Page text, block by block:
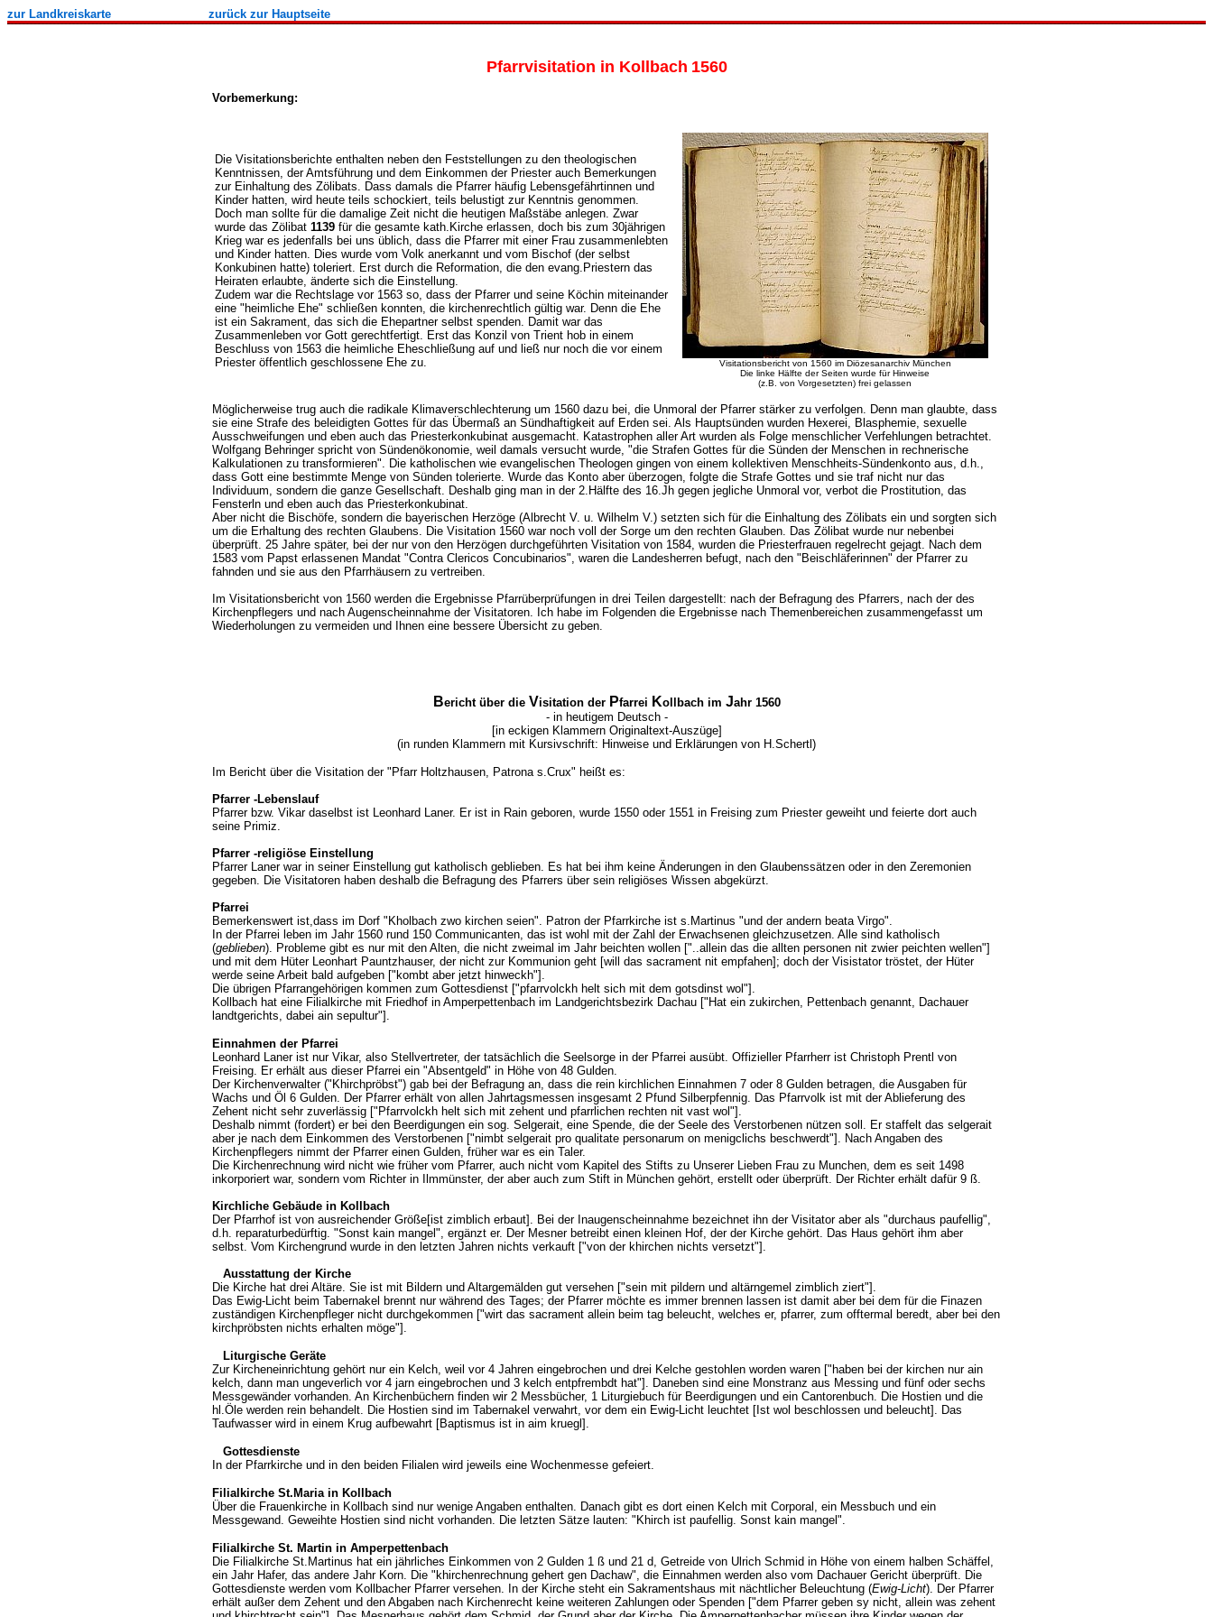
zur Landkreiskarte zurück zur Hauptseite
Pfarrvisitation in Kollbach 1560
Vorbemerkung:
Die Visitationsberichte enthalten neben den Feststellungen zu den theologischen
Kenntnissen, der Amtsführung und dem Einkommen der Priester auch Bemerkungen
zur Einhaltung des Zölibats. Dass damals die Pfarrer häufig Lebensgefährtinnen und
Kinder hatten, wird heute teils schockiert, teils belustigt zur Kenntnis genommen.
Doch man sollte für die damalige Zeit nicht die heutigen Maßstäbe anlegen. Zwar
wurde das Zölibat 1139 für die gesamte kath.Kirche erlassen, doch bis zum 30jährigen
Krieg war es jedenfalls bei uns üblich, dass die Pfarrer mit einer Frau zusammenlebten
und Kinder hatten. Dies wurde vom Volk anerkannt und vom Bischof (der selbst
Konkubinen hatte) toleriert. Erst durch die Reformation, die den evang.Priestern das
Heiraten erlaubte, änderte sich die Einstellung.
Zudem war die Rechtslage vor 1563 so, dass der Pfarrer und seine Köchin miteinander
eine "heimliche Ehe" schließen konnten, die kirchenrechtlich gültig war. Denn die Ehe
ist ein Sakrament, das sich die Ehepartner selbst spenden. Damit war das
Zusammenleben vor Gott gerechtfertigt. Erst das Konzil von Trient hob in einem
Beschluss von 1563 die heimliche Eheschließung auf und ließ nur noch die vor einem
Priester öffentlich geschlossene Ehe zu.
Visitationsbericht von 1560 im Diözesanarchiv München
Die linke Hälfte der Seiten wurde für Hinweise
(z.B. von Vorgesetzten) frei gelassen
Möglicherweise trug auch die radikale Klimaverschlechterung um 1560 dazu bei, die Unmoral der Pfarrer stärker zu verfolgen. Denn man glaubte, dass
sie eine Strafe des beleidigten Gottes für das Übermaß an Sündhaftigkeit auf Erden sei. Als Hauptsünden wurden Hexerei, Blasphemie, sexuelle
Ausschweifungen und eben auch das Priesterkonkubinat ausgemacht. Katastrophen aller Art wurden als Folge menschlicher Verfehlungen betrachtet.
Wolfgang Behringer spricht von Sündenökonomie, weil damals versucht wurde, "die Strafen Gottes für die Sünden der Menschen in rechnerische
Kalkulationen zu transformieren". Die katholischen wie evangelischen Theologen gingen von einem kollektiven Menschheits-Sündenkonto aus, d.h.,
dass Gott eine bestimmte Menge von Sünden tolerierte. Wurde das Konto aber überzogen, folgte die Strafe Gottes und sie traf nicht nur das
Individuum, sondern die ganze Gesellschaft. Deshalb ging man in der 2.Hälfte des 16.Jh gegen jegliche Unmoral vor, verbot die Prostitution, das
Fensterln und eben auch das Priesterkonkubinat.
Aber nicht die Bischöfe, sondern die bayerischen Herzöge (Albrecht V. u. Wilhelm V.) setzten sich für die Einhaltung des Zölibats ein und sorgten sich
um die Erhaltung des rechten Glaubens. Die Visitation 1560 war noch voll der Sorge um den rechten Glauben. Das Zölibat wurde nur nebenbei
überprüft. 25 Jahre später, bei der nur von den Herzögen durchgeführten Visitation von 1584, wurden die Priesterfrauen regelrecht gejagt. Nach dem
1583 vom Papst erlassenen Mandat "Contra Clericos Concubinarios", waren die Landesherren befugt, nach den "Beischläferinnen" der Pfarrer zu
fahnden und sie aus den Pfarrhäusern zu vertreiben.
Im Visitationsbericht von 1560 werden die Ergebnisse Pfarrüberprüfungen in drei Teilen dargestellt: nach der Befragung des Pfarrers, nach der des
Kirchenpflegers und nach Augenscheinnahme der Visitatoren. Ich habe im Folgenden die Ergebnisse nach Themenbereichen zusammengefasst um
Wiederholungen zu vermeiden und Ihnen eine bessere Übersicht zu geben.
Bericht über die Visitation der Pfarrei Kollbachim Jahr 1560
- in heutigem Deutsch -
[in eckigen Klammern Originaltext-Auszüge]
(in runden Klammern mit Kursivschrift: Hinweise und Erklärungen von H.Schertl)
Im Bericht über die Visitation der "Pfarr Holtzhausen, Patrona s.Crux" heißt es:
Pfarrer -Lebenslauf
Pfarrer bzw. Vikar daselbst ist Leonhard Laner. Er ist in Rain geboren, wurde 1550 oder 1551 in Freising zum Priester geweiht und feierte dort auch
seine Primiz.
Pfarrer -religiöse Einstellung
Pfarrer Laner war in seiner Einstellung gut katholisch geblieben. Es hat bei ihm keine Änderungen in den Glaubenssätzen oder in den Zeremonien
gegeben. Die Visitatoren haben deshalb die Befragung des Pfarrers über sein religiöses Wissen abgekürzt.
Pfarrei
Bemerkenswert ist,dass im Dorf "Kholbach zwo kirchen seien". Patron der Pfarrkirche ist s.Martinus "und der andern beata Virgo".
In der Pfarrei leben im Jahr 1560 rund 150 Communicanten, das ist wohl mit der Zahl der Erwachsenen gleichzusetzen. Alle sind katholisch
(geblieben). Probleme gibt es nur mit den Alten, die nicht zweimal im Jahr beichten wollen ["..allein das die allten personen nit zwier peichten wellen"]
und mit dem Hüter Leonhart Pauntzhauser, der nicht zur Kommunion geht [will das sacrament nit empfahen]; doch der Visistator tröstet, der Hüter
werde seine Arbeit bald aufgeben ["kombt aber jetzt hinweckh"].
Die übrigen Pfarrangehörigen kommen zum Gottesdienst ["pfarrvolckh helt sich mit dem gotsdinst wol"].
Kollbach hat eine Filialkirche mit Friedhof in Amperpettenbach im Landgerichtsbezirk Dachau ["Hat ein zukirchen, Pettenbach genannt, Dachauer
landtgerichts, dabei ain sepultur"].
Einnahmen der Pfarrei
Leonhard Laner ist nur Vikar, also Stellvertreter, der tatsächlich die Seelsorge in der Pfarrei ausübt. Offizieller Pfarrherr ist Christoph Prentl von
Freising. Er erhält aus dieser Pfarrei ein "Absentgeld" in Höhe von 48 Gulden.
Der Kirchenverwalter ("Khirchpröbst") gab bei der Befragung an, dass die rein kirchlichen Einnahmen 7 oder 8 Gulden betragen, die Ausgaben für
Wachs und Öl 6 Gulden. Der Pfarrer erhält von allen Jahrtagsmessen insgesamt 2 Pfund Silberpfennig. Das Pfarrvolk ist mit der Ablieferung des
Zehent nicht sehr zuverlässig ["Pfarrvolckh helt sich mit zehent und pfarrlichen rechten nit vast wol"].
Deshalb nimmt (fordert) er bei den Beerdigungen ein sog. Selgerait, eine Spende, die der Seele des Verstorbenen nützen soll. Er staffelt das selgerait
aber je nach dem Einkommen des Verstorbenen ["nimbt selgerait pro qualitate personarum on menigclichs beschwerdt"]. Nach Angaben des
Kirchenpflegers nimmt der Pfarrer einen Gulden, früher war es ein Taler.
Die Kirchenrechnung wird nicht wie früher vom Pfarrer, auch nicht vom Kapitel des Stifts zu Unserer Lieben Frau zu Munchen, dem es seit 1498
inkorporiert war, sondern vom Richter in Ilmmünster, der aber auch zum Stift in München gehört, erstellt oder überprüft. Der Richter erhält dafür 9 ß.
Kirchliche Gebäude in Kollbach
Der Pfarrhof ist von ausreichender Größe[ist zimblich erbaut]. Bei der Inaugenscheinnahme bezeichnet ihn der Visitator aber als "durchaus paufellig",
d.h. reparaturbedürftig. "Sonst kain mangel", ergänzt er. Der Mesner betreibt einen kleinen Hof, der der Kirche gehört. Das Haus gehört ihm aber
selbst. Vom Kirchengrund wurde in den letzten Jahren nichts verkauft ["von der khirchen nichts versetzt"].
Ausstattung der Kirche
Die Kirche hat drei Altäre. Sie ist mit Bildern und Altargemälden gut versehen ["sein mit pildern und altärngemel zimblich ziert"].
Das Ewig-Licht beim Tabernakel brennt nur während des Tages; der Pfarrer möchte es immer brennen lassen ist damit aber bei dem für die Finazen
zuständigen Kirchenpfleger nicht durchgekommen ["wirt das sacrament allein beim tag beleucht, welches er, pfarrer, zum offtermal beredt, aber bei den
kirchpröbsten nichts erhalten möge"].
Liturgische Geräte
Zur Kircheneinrichtung gehört nur ein Kelch, weil vor 4 Jahren eingebrochen und drei Kelche gestohlen worden waren ["haben bei der kirchen nur ain
kelch, dann man ungeverlich vor 4 jarn eingebrochen und 3 kelch entpfrembdt hat"]. Daneben sind eine Monstranz aus Messing und fünf oder sechs
Messgewänder vorhanden. An Kirchenbüchern finden wir 2 Messbücher, 1 Liturgiebuch für Beerdigungen und ein Cantorenbuch. Die Hostien und die
hl.Öle werden rein behandelt. Die Hostien sind im Tabernakel verwahrt, vor dem ein Ewig-Licht leuchtet [Ist wol beschlossen und beleucht]. Das
Taufwasser wird in einem Krug aufbewahrt [Baptismus ist in aim kruegl].
Gottesdienste
In der Pfarrkirche und in den beiden Filialen wird jeweils eine Wochenmesse gefeiert.
Filialkirche St.Maria in Kollbach
Über die Frauenkirche in Kollbach sind nur wenige Angaben enthalten. Danach gibt es dort einen Kelch mit Corporal, ein Messbuch und ein
Messgewand. Geweihte Hostien sind nicht vorhanden. Die letzten Sätze lauten: "Khirch ist paufellig. Sonst kain mangel".
Filialkirche St. Martin in Amperpettenbach
Die Filialkirche St.Martinus hat ein jährliches Einkommen von 2 Gulden 1 ß und 21 d, Getreide von Ulrich Schmid in Höhe von einem halben Schäffel,
ein Jahr Hafer, das andere Jahr Korn. Die "khirchenrechnung gehert gen Dachaw", die Einnahmen werden also vom Dachauer Gericht überprüft. Die
Gottesdienste werden vom Kollbacher Pfarrer versehen. In der Kirche steht ein Sakramentshaus mit nächtlicher Beleuchtung (Ewig-Licht). Der Pfarrer
erhält außer dem Zehent und den Abgaben nach Kirchenrecht keine weiteren Zahlungen oder Spenden ["dem Pfarrer geben sy nicht, allein was zehent